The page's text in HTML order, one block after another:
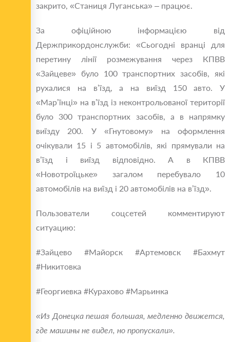
закрито, «Станиця Луганська» – працює.
За офіційною інформацією від
Держприкордонслужби: «Сьогодні вранці для
перетину лінії розмежування через КПВВ
«Зайцеве» було 100 транспортних засобів, які
рухалися на в’їзд, а на виїзд 150 авто. У
«Мар’їнці» на в’їзд із неконтрольованої території
було 300 транспортних засобів, а в напрямку
виїзду 200. У «Гнутовому» на оформлення
очікували 15 і 5 автомобілів, які прямували на
в’їзд і виїзд відповідно. А в КПВВ
«Новотроїцьке» загалом перебувало 10
автомобілів на виїзд і 20 автомобілів на в’їзд».
Пользователи соцсетей комментируют
ситуацию:
#Зайцево #Майорск #Артемовск #Бахмут
#Никитовка
#Георгиевка #Курахово #Марьинка
«Из Донецка пешая большая, медленно движется,
где машины не видел, но пропускали».